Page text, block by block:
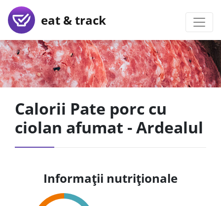
eat & track
Calorii Pate porc cu
ciolan afumat - Ardealul
Informații nutriționale